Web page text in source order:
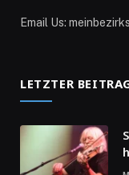
Email Us:
LETZTER